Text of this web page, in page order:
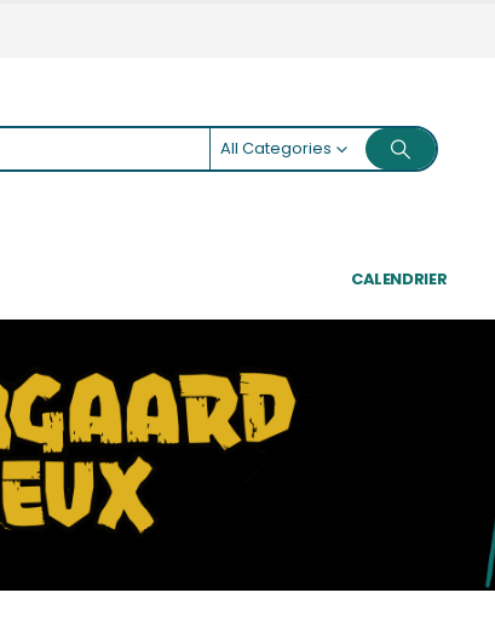
All Categories
CALENDRIER